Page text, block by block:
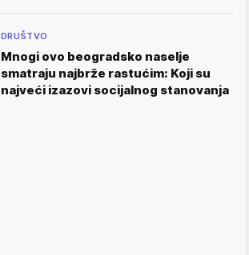
DRUŠTVO
Mnogi ovo beogradsko naselje
smatraju najbrže rastućim: Koji su
najveći izazovi socijalnog stanovanja